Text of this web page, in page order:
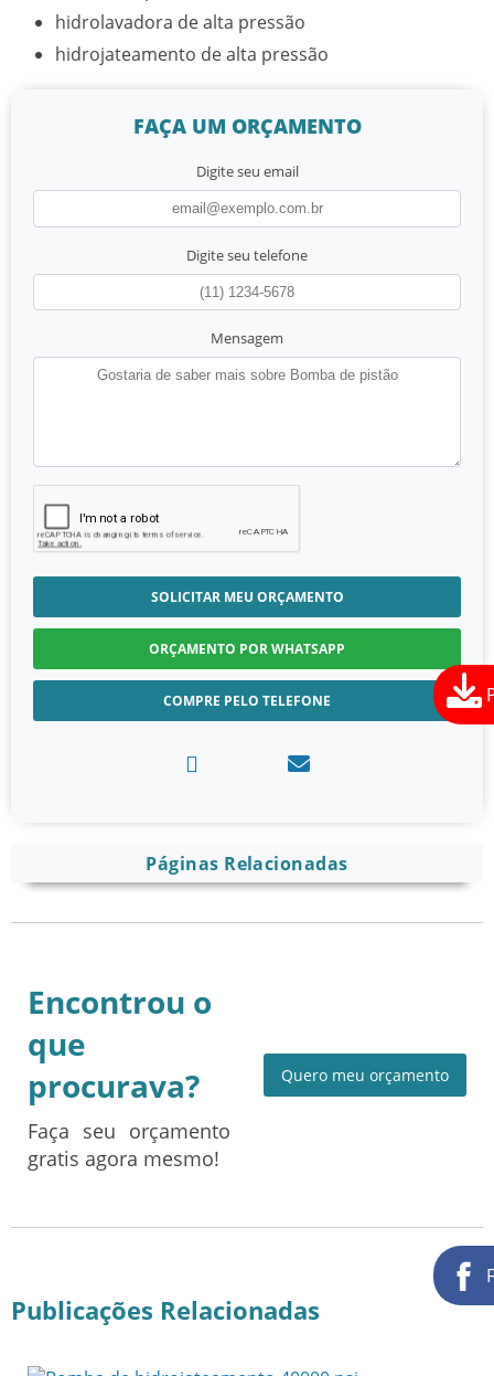
hidrolavadora de alta pressão
hidrojateamento de alta pressão
FAÇA UM ORÇAMENTO
Digite seu email
Digite seu telefone
Mensagem
SOLICITAR MEU ORÇAMENTO
ORÇAMENTO POR WHATSAPP
COMPRE PELO TELEFONE
Páginas Relacionadas
Encontrou o
que
procurava?
Faça seu orçamento
gratis agora mesmo!
Quero meu orçamento
Publicações Relacionadas